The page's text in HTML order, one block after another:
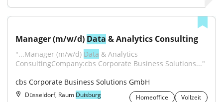
Manager (m/w/d) Data & Analytics Consulting
"...Manager (m/w/d) Data & Analytics
ConsultingCompany:cbs Corporate Business Solutions..."
cbs Corporate Business Solutions GmbH
Düsseldorf, Raum Duisburg Homeoffice
Vollzeit